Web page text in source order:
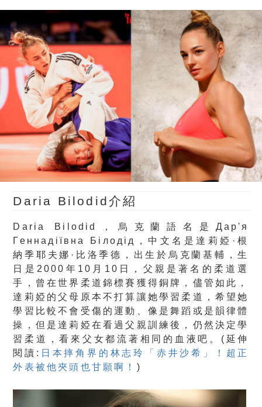
Daria Bilodid介紹
Daria Bilodid，烏克蘭語名是Дар'я
Геннадіївна Білодід，中文名是達莉婭·根
納季耶夫娜·比洛季德，出生於烏克蘭基輔，生
日是2000年10月10日，父親是著名的柔道選
手，曾在世界柔道錦標賽獲得銅牌，儘管如此，
達莉婭的父母原本不打算讓她學習柔道，希望她
學習比較不會受傷的運動、像是舞蹈或是韻律體
操，但是達莉婭在看過父親訓練後，仍然決定學
習柔道，看來父女都流著相同的血液吧。(延伸
閱讀: 日本摔角界的林志玲「赤井沙希」！超正
外表被他夾頭也甘願啊！ )